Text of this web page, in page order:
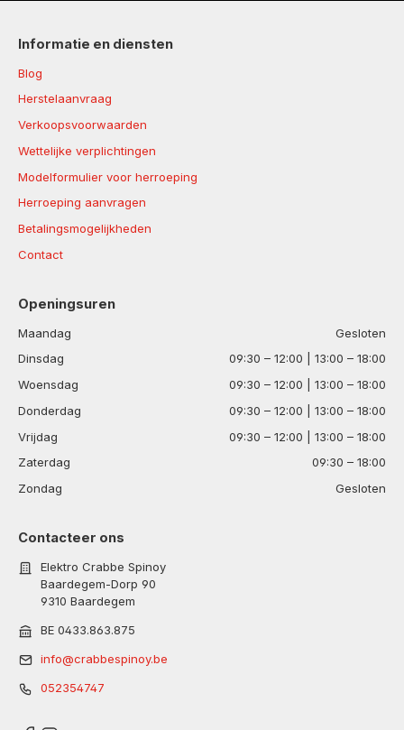
Informatie en diensten
Blog
Herstelaanvraag
Verkoopsvoorwaarden
Wettelijke verplichtingen
Modelformulier voor herroeping
Herroeping aanvragen
Betalingsmogelijkheden
Contact
Openingsuren
Maandag
Gesloten
Dinsdag
09:30 – 12:00 | 13:00 – 18:00
Woensdag
09:30 – 12:00 | 13:00 – 18:00
Donderdag
09:30 – 12:00 | 13:00 – 18:00
Vrijdag
09:30 – 12:00 | 13:00 – 18:00
Zaterdag
09:30 – 18:00
Zondag
Gesloten
Contacteer ons
Elektro Crabbe Spinoy
Baardegem-Dorp 90
9310 Baardegem
BE 0433.863.875
info@crabbespinoy.be
052354747